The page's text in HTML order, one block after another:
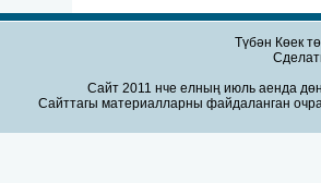
Түбән Көек
Сайт 2011 нче елның июль аенда
Сайттагы материалларны файдаланган